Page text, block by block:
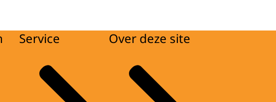
Service Over deze site